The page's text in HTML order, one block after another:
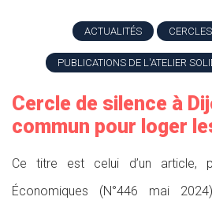
ACTUALITÉS
PUBLICATIONS DE L'ATELIER
Cercle de silence à
commun pour loger
Ce titre est celui d’un article,
Économiques (N°446 mai